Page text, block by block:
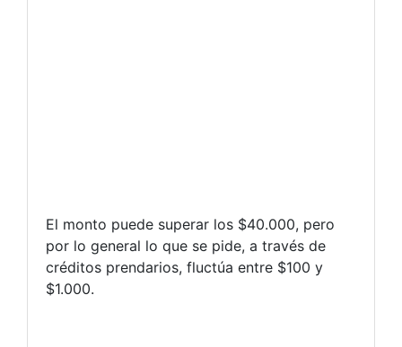
El monto puede superar los $40.000, pero
por lo general lo que se pide, a través de
créditos prendarios, fluctúa entre $100 y
$1.000.